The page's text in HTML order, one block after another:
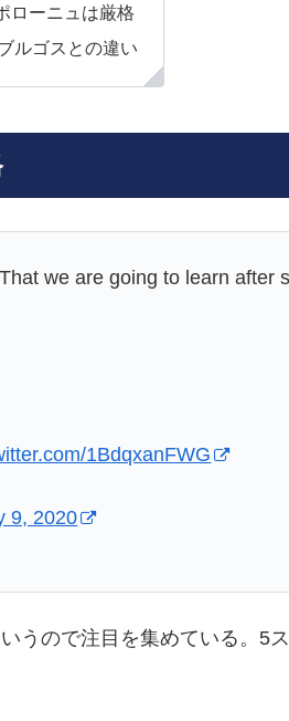
ローニュは厳格
ルゴスとの違い
we are going to learn after
1BdqxanFWG
9, 2020
うので注目を集めている。5